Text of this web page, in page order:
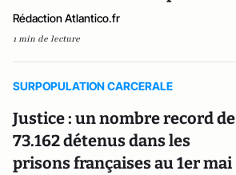
Rédaction Atlantico.fr
1 min de lecture
SURPOPULATION CARCERALE
Justice : un nombre record de
73.162 détenus dans les
prisons françaises au 1er mai